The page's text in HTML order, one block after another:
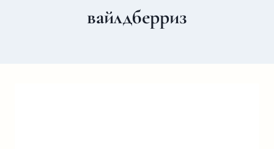
вайлдберриз